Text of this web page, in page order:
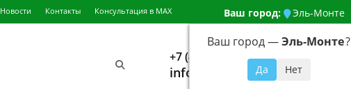
Новости Контакты Консультация в MAX Ваш город: Эль-Монте
Ваш город —Эль-Монте?
+7 (499) 648-92-94
info@evroshtaketnikmoskva.ru